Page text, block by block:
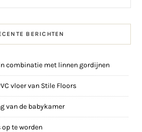
BERICHTEN
combinatie met linnen gordijnen
vloer van Stile Floors
van de babykamer
te worden